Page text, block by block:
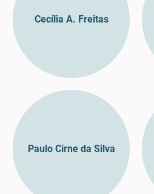
Cecília A. Freitas
Paulo Cirne da Silva